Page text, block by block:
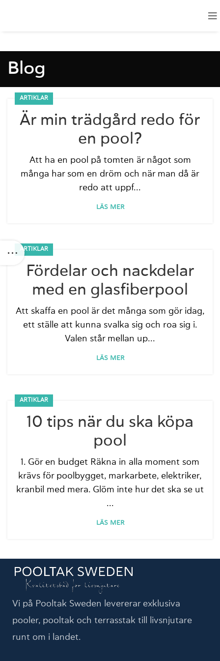
Blog
ARTIKLAR
Är min trädgård redo för
en pool?
Att ha en pool på tomten är något som
många har som en dröm och när man då är
redo att uppf...
LÄS MER
ARTIKLAR
Fördelar och nackdelar
med en glasfiberpool
Att skaffa en pool är det många som gör idag,
ett ställe att kunna svalka sig och roa sig i.
Valen står mellan up...
LÄS MER
ARTIKLAR
10 tips när du ska köpa
pool
1. Gör en budget Räkna in alla moment som
krävs för poolbygget, markarbete, elektriker,
kranbil med mera. Glöm inte hur det ska se ut
...
LÄS MER
Vi på Pooltak Sweden levererar exklusiva
pooler, pooltak och terrasstak till livsnjutare
runt om i landet.